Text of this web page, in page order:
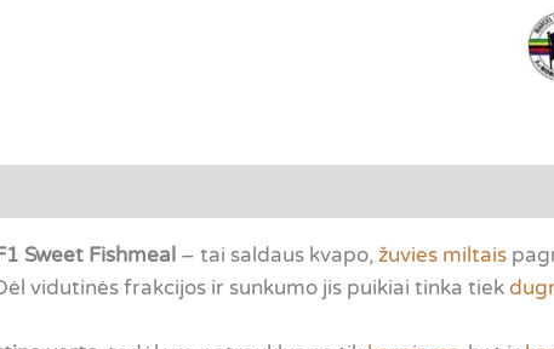
Sweet Fishmeal – tai saldaus kvapo,žuvies miltais
vidutinės frakcijos ir sunkumo jis puikiai tinka tiek